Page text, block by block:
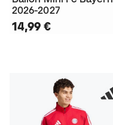
2026-2027
14,99 €